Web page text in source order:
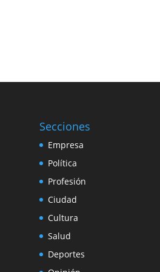
Secciones
Empresa
Política
Profesión
Ciudad
Cultura
Salud
Deportes